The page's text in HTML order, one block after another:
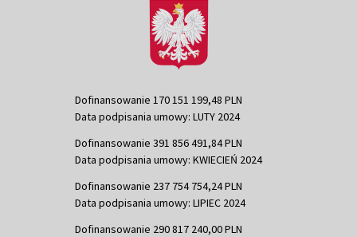
Dofinansowanie 170 151 199,48 PLN
Data podpisania umowy: LUTY 2024
Dofinansowanie 391 856 491,84 PLN
Data podpisania umowy: KWIECIEŃ 2024
Dofinansowanie 237 754 754,24 PLN
Data podpisania umowy: LIPIEC 2024
Dofinansowanie 290 817 240,00 PLN